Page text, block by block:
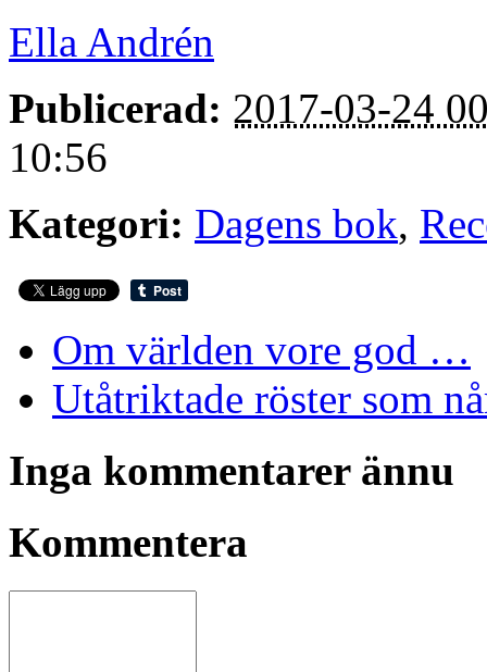
Ella Andrén
Publicerad: 2017-03-24
10:56
Kategori: Dagens bok,
Om världen vore god …
Utåtriktade röster som
Inga kommentarer ännu
Kommentera